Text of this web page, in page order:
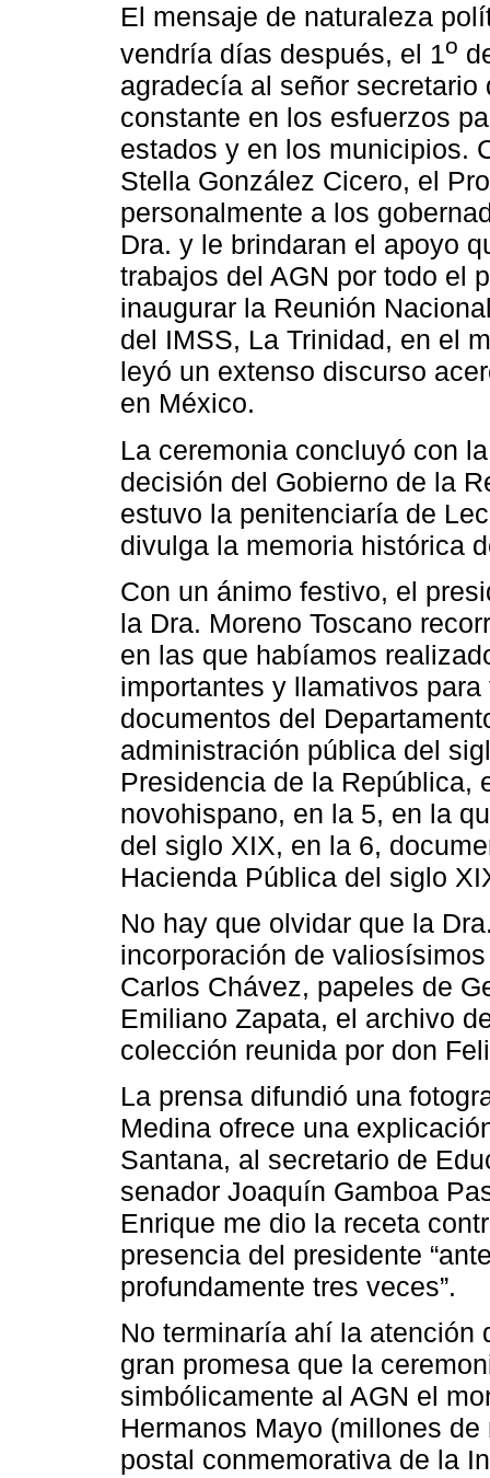
El mensaje de naturaleza
vendría días después, el 1o
agradecía al señor
constante en los esfuerzos
estados y en los municipios.
Stella González Cicero, el
personalmente a los
Dra. y le brindaran el apoyo
trabajos del AGN por todo el
inaugurar la Reunión
del IMSS, La Trinidad, en el
leyó un extenso discurso
en México.
La ceremonia concluyó con
decisión del Gobierno de la
estuvo la penitenciaría de
divulga la memoria histórica
Con un ánimo festivo, el
la Dra. Moreno Toscano
en las que habíamos
importantes y llamativos
documentos del
administración pública del
Presidencia de la República,
novohispano, en la 5, en la
del siglo XIX, en la 6,
Hacienda Pública del siglo
No hay que olvidar que la
incorporación de
Carlos Chávez, papeles de
Emiliano Zapata, el archivo
colección reunida por don
La prensa difundió una
Medina ofrece una
Santana, al secretario de
senador Joaquín Gamboa
Enrique me dio la receta
presencia del presidente
profundamente tres veces”.
No terminaría ahí la atención
gran promesa que la
simbólicamente al AGN el
Hermanos Mayo (millones
postal conmemorativa de la